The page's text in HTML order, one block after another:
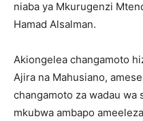
niaba ya Mkurugenzi
Hamad Alsalman.
Akiongelea changamoto
Ajira na Mahusiano,
changamoto za wadau wa
mkubwa ambapo